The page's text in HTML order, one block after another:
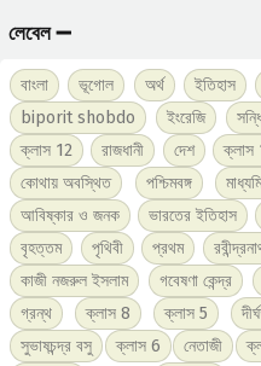
লেবেল ➖
বাংলা ভূগোল অর্থ ইতিহাস
biporit shobdo
ইংরেজি
ক্লাস 12
রাজধানী দেশ ক্লাস
কোথায় অবস্থিত
পশ্চিমবঙ্গ
আবিষ্কার ও জনক
ভারতের ইতিহাস
বৃহত্তম
পৃথিবী প্রথম
কাজী নজরুল ইসলাম
গবেষণা কেন্দ্র
গ্রন্থ
ক্লাস 8 ক্লাস 5
সুভাষচন্দ্র বসু
ক্লাস 6 নেতাজী